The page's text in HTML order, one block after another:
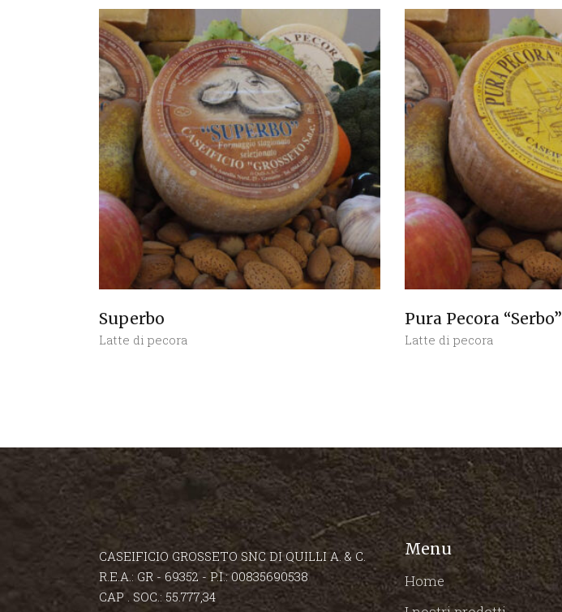
Superbo
Latte di pecora
Pura Pecora “Serbo”
Latte di pecora
CASEIFICIO GROSSETO SNC DI QUILLI A. & C.
R.E.A.: GR - 69352 - P.I.: 00835690538
CAP . SOC.: 55.777,34
Menu
Home